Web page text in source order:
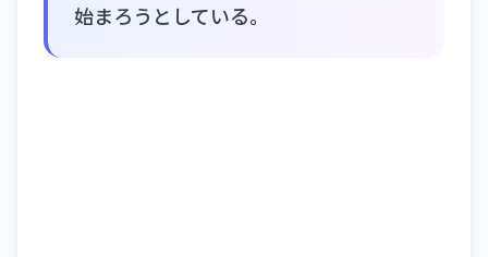
始まろうとしている。